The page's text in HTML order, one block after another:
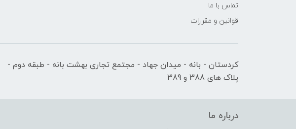
تماس با ما
قوانین و مقررات
کردستان - بانه - میدان جهاد - مجتمع تجاری بهشت بانه - طبقه دوم -
پلاک های 388 و 389
درباره ما